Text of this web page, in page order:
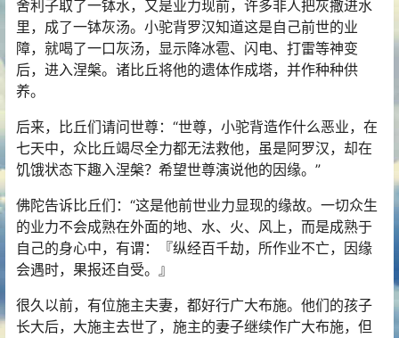
舍利子取了一钵水，又是业力现前，许多非人把灰撒进水
里，成了一钵灰汤。小驼背罗汉知道这是自己前世的业
障，就喝了一口灰汤，显示降冰雹、闪电、打雷等神变
后，进入涅槃。诸比丘将他的遗体作成塔，并作种种供
养。
后来，比丘们请问世尊：“世尊，小驼背造作什么恶业，在
七天中，众比丘竭尽全力都无法救他，虽是阿罗汉，却在
饥饿状态下趣入涅槃？希望世尊演说他的因缘。”
佛陀告诉比丘们：“这是他前世业力显现的缘故。一切众生
的业力不会成熟在外面的地、水、火、风上，而是成熟于
自己的身心中，有谓：『纵经百千劫，所作业不亡，因缘
会遇时，果报还自受。』
很久以前，有位施主夫妻，都好行广大布施。他们的孩子
长大后，大施主去世了，施主的妻子继续作广大布施，但